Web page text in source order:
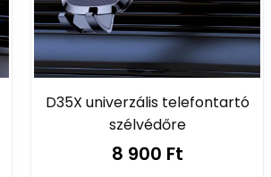
D35X univerzális telefontartó
szélvédőre
8 900 Ft